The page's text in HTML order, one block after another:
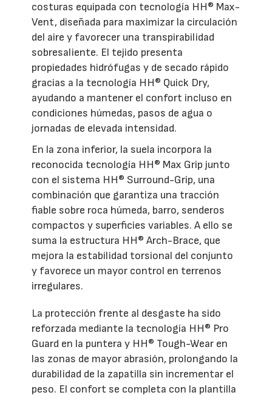
costuras equipada con tecnología HH® Max-
Vent, diseñada para maximizar la circulación
del aire y favorecer una transpirabilidad
sobresaliente. El tejido presenta
propiedades hidrófugas y de secado rápido
gracias a la tecnología HH® Quick Dry,
ayudando a mantener el confort incluso en
condiciones húmedas, pasos de agua o
jornadas de elevada intensidad.
En la zona inferior, la suela incorpora la
reconocida tecnología HH® Max Grip junto
con el sistema HH® Surround-Grip, una
combinación que garantiza una tracción
fiable sobre roca húmeda, barro, senderos
compactos y superficies variables. A ello se
suma la estructura HH® Arch-Brace, que
mejora la estabilidad torsional del conjunto
y favorece un mayor control en terrenos
irregulares.
La protección frente al desgaste ha sido
reforzada mediante la tecnología HH® Pro
Guard en la puntera y HH® Tough-Wear en
las zonas de mayor abrasión, prolongando la
durabilidad de la zapatilla sin incrementar el
peso. El confort se completa con la plantilla